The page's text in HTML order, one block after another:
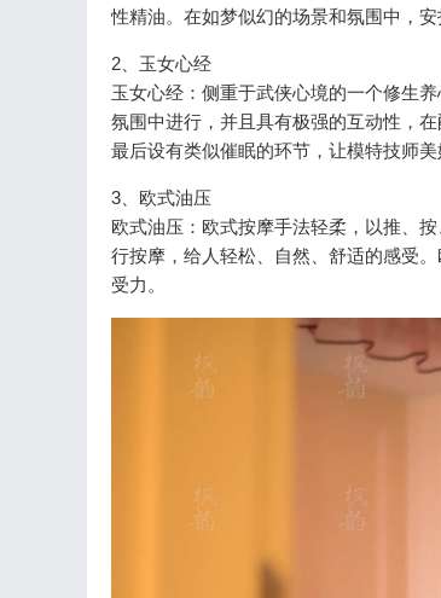
性精油。在如梦似幻的场景和氛围中，
2、玉女心经
玉女心经：侧重于武侠心境的一个修生
氛围中进行，并且具有极强的互动性，
最后设有类似催眠的环节，让模特技师
3、欧式油压
欧式油压：欧式按摩手法轻柔，以推、
行按摩，给人轻松、自然、舒适的感受
受力。